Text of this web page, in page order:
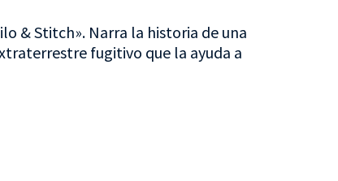
& Stitch». Narra la historia de una
fugitivo que la ayuda a